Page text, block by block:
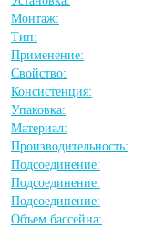
Монтаж:
Тип:
Применение:
Свойство:
Консистенция:
Упаковка:
Материал:
Производительность:
Подсоединение:
Подсоединение:
Подсоединение:
Объем бассейна: